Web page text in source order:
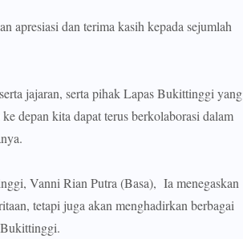
apresiasi dan terima kasih kepada sejumlah
jajaran, serta pihak Lapas Bukittinggi yang
depan kita dapat terus berkolaborasi dalam
Vanni Rian Putra (Basa), Ia menegaskan
tetapi juga akan menghadirkan berbagai